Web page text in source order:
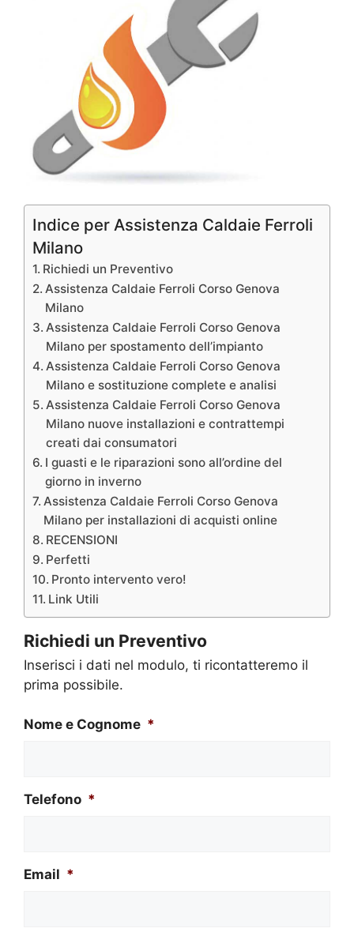
Indice per Assistenza Caldaie Ferroli
Milano
Richiedi un Preventivo
Assistenza Caldaie Ferroli Corso Genova
Milano
Assistenza Caldaie Ferroli Corso Genova
Milano per spostamento dell’impianto
Assistenza Caldaie Ferroli Corso Genova
Milano e sostituzione complete e analisi
Assistenza Caldaie Ferroli Corso Genova
Milano nuove installazioni e contrattempi
creati dai consumatori
I guasti e le riparazioni sono all’ordine del
giorno in inverno
Assistenza Caldaie Ferroli Corso Genova
Milano per installazioni di acquisti online
RECENSIONI
Perfetti
Pronto intervento vero!
Link Utili
Richiedi un Preventivo
Inserisci i dati nel modulo, ti ricontatteremo il
prima possibile.
Nome e Cognome *
Telefono *
Email *